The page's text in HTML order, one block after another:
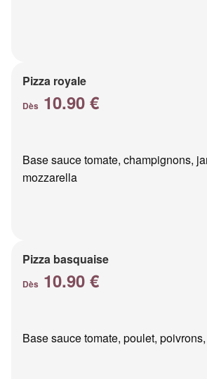
Pizza royale
Dès 10.90 €
Base sauce tomate, champignons,
mozzarella
Pizza basquaise
Dès 10.90 €
Base sauce tomate, poulet,